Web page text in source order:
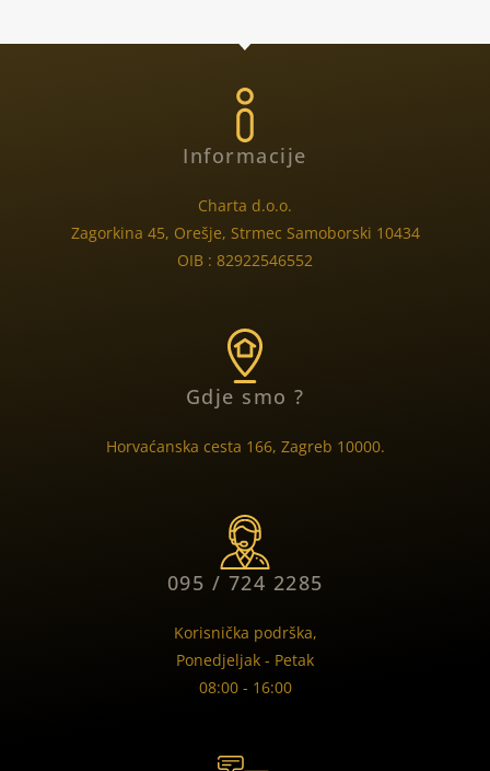
Informacije
Charta d.o.o.
Zagorkina 45, Orešje, Strmec Samoborski 10434
OIB : 82922546552
Gdje smo ?
Horvaćanska cesta 166, Zagreb 10000.
095 / 724 2285
Korisnička podrška,
Ponedjeljak - Petak
08:00 - 16:00